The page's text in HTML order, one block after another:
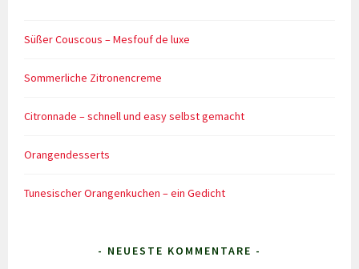
Süßer Couscous – Mesfouf de luxe
Sommerliche Zitronencreme
Citronnade – schnell und easy selbst gemacht
Orangendesserts
Tunesischer Orangenkuchen – ein Gedicht
- NEUESTE KOMMENTARE -